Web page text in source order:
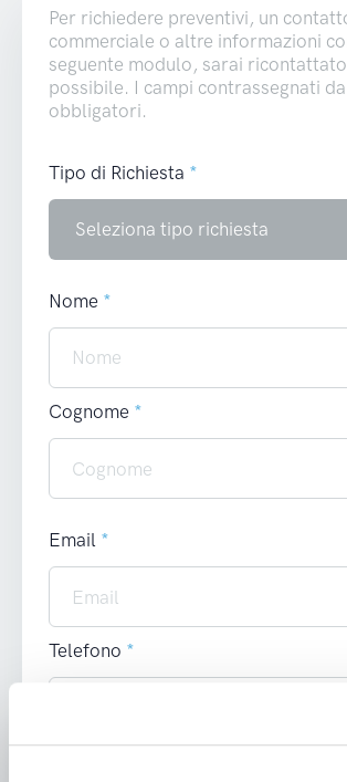
Per richiedere preventivi, un
commerciale o altre informazioni
seguente modulo, sarai
possibile. I campi contrassegnati da
obbligatori.
Tipo di Richiesta *
Nome *
Cognome *
Email *
Telefono *